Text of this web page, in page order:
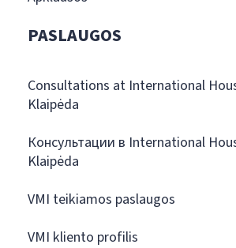
PASLAUGOS
Consultations at International
Klaipėda
Консультации в International
Klaipėda
VMI teikiamos paslaugos
VMI kliento profilis